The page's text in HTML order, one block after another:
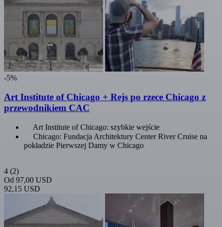
-5%
Art Institute of Chicago + Rejs po rzece Chicago z
przewodnikiem CAC
Art Institute of Chicago: szybkie wejście
Chicago: Fundacja Architektury Center River Cruise na
pokładzie Pierwszej Damy w Chicago
4 (2)
Od 97,00 USD
92,15 USD